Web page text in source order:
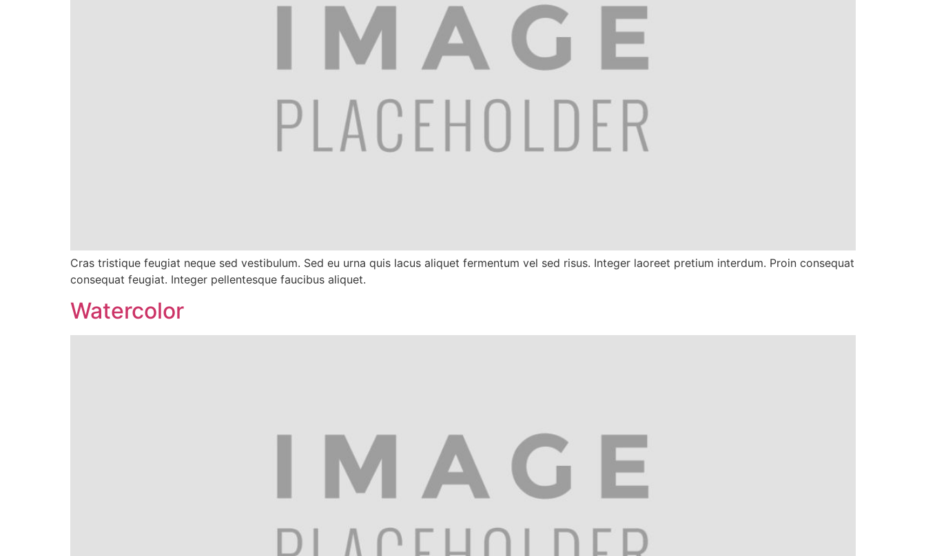
Cras tristique feugiat neque sed vestibulum. Sed eu urna quis lacus aliquet fermentum vel sed risus. Integer laoreet pretium interdum. Proin consequat
consequat feugiat. Integer pellentesque faucibus aliquet.
Watercolor